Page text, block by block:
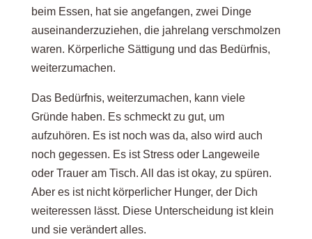
beim Essen, hat sie angefangen, zwei Dinge
auseinanderzuziehen, die jahrelang verschmolzen
waren. Körperliche Sättigung und das Bedürfnis,
weiterzumachen.
Das Bedürfnis, weiterzumachen, kann viele
Gründe haben. Es schmeckt zu gut, um
aufzuhören. Es ist noch was da, also wird auch
noch gegessen. Es ist Stress oder Langeweile
oder Trauer am Tisch. All das ist okay, zu spüren.
Aber es ist nicht körperlicher Hunger, der Dich
weiteressen lässt. Diese Unterscheidung ist klein
und sie verändert alles.